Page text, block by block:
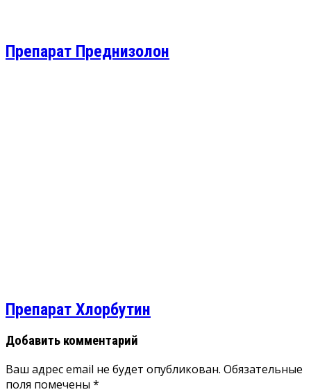
Препарат Преднизолон
Препарат Хлорбутин
Добавить комментарий
Ваш адрес email не будет опубликован. Обязательные
поля помечены *